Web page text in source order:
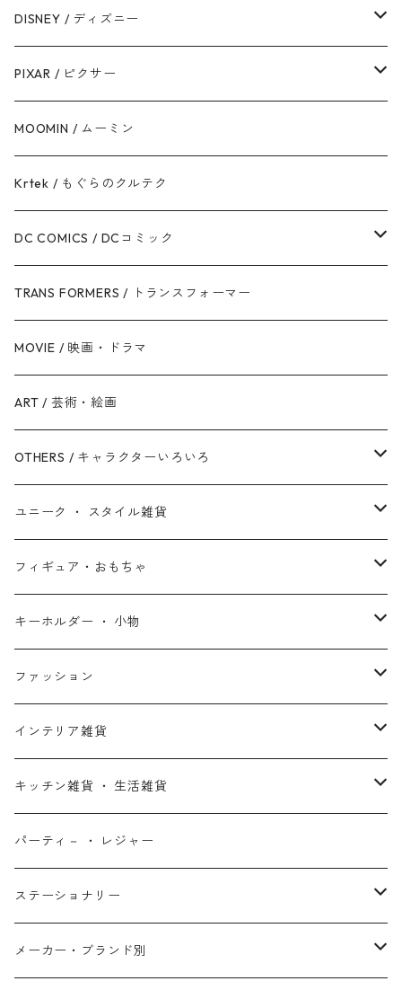
ストームトルーパー
ハン・ソロ
ドロイド
ボバ・フェット / マンダロリアン
ジェダイ・オーダー
銀河帝国 / ダークサイド
反乱同盟軍 / ライトサイド
スターウォーズ・シリーズ
シークエル・トリロジー
アンソロジー・シリーズ
スターウォーズ・アニメ
スターウォーズ・コラボ
マーベルコミック
アベンジャーズ
スパイダーマン
アイアンマン
キャプテン・アメリカ
マイティ・ソー
ハルク
ブラック・ウィドウ
ブラックパンサー
キャプテン・マーベル
ドクター・ストレンジ
ガーディアンズ・オブ・ギャラクシー
アントマン
X-MEN
デッド・プール
ファンタスティック・フォー
ゴーストライダー
パニッシャー
DISNEY / ディズニー
ディズニーフレンズ
ディズニープリンセス
ディズニーヴィランズ
シンデレラ
美女と野獣
眠れる森の美女
リトル・マーメイド
白雪姫
アラジン
塔の上のラプンツェル
アナと雪の女王
プリンセスと魔法のキス
ムーラン
ズートピア
モアナと伝説の海
ライオンキング
バンビ
PIXAR / ピクサー
トイ・ストーリー
モンスターズ・インク / ユニバーシティ
カーズ
ファインディング・ニモ / ドリー
Mr.インクレディブル
アーロと少年
ピクサー
MOOMIN / ムーミン
Krtek / もぐらのクルテク
DC COMICS / DCコミック
ジャスティス・リーグ
バットマン
スーパーマン
ザ・フラッシュ
ワンダーウーマン
ジョーカー
ハーレイ・クイン
TRANS FORMERS / トランスフォーマー
MOVIE / 映画・ドラマ
ART / 芸術・絵画
OTHERS / キャラクターいろいろ
ザ・マペッツ
ひつじのショーン
ピーナッツ / スヌーピー
ミッフィー
セサミストリート
ルーニー・テューンズ
ベアブリック
ワンピース
ドラゴンボール
ユニーク ・ スタイル雑貨
北欧・ヨーロッパ雑貨
アメリカン雑貨
ホームパーティー・バーベキュー雑貨
アクセサリー
フィギュア・おもちゃ
スタチュー ・ フィギュア
ぬいぐるみ ・ プラッシュドール
コインバンク ・ 貯金箱
おもちゃ・パズル
コミック・絵本
キーホルダー ・ 小物
ステッカー ・ シール
ストラップ
キーホルダー
ワッペン
マスコット
ピンズ ・ ピンバッジ
ファッション
ウェア
ポーチ ・ バッグ
財布 ・ ウォレット
アクセサリー
ネックレス
スニーカー ・ ソックス
インテリア雑貨
ウォールアート
ポスター ・ デコレーション
ファブリック
キャンドル・ライト
キッチン雑貨 ・ 生活雑貨
キッチングッズ
マグカップ ・ グラス ・ タンブラー
お皿 ・ プレート ・ ボウル
生活雑貨
ドアマット
パーティ－ ・ レジャー
ステーショナリー
シャープペン・ボールペン
メーカー・ブランド別